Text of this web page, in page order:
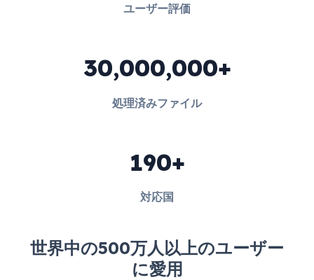
ユーザー評価
30,000,000+
処理済みファイル
190+
対応国
世界中の500万人以上のユーザー
に愛用